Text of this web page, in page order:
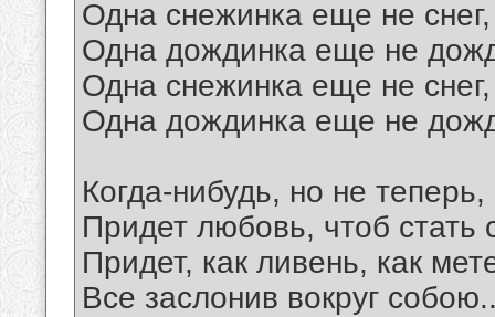
Одна снежинка еще не
Одна дождинка еще не
Одна снежинка еще не
Одна дождинка еще не
Когда-нибудь, но не теперь,
Придет любовь, чтоб стать
Придет, как ливень, как
Все заслонив вокруг